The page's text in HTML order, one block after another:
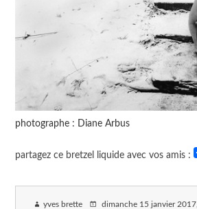
photographe : Diane Arbus
partagez ce bretzel liquide avec vos amis :
yves brette dimanche 15 janvier 2017